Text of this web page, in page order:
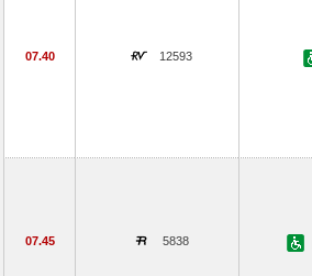
07.40 12593
07.45 5838